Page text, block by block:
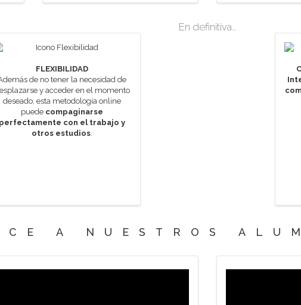
En definitiva…
FLEXIBILIDAD
de no tener la necesidad de
y acceder en el momento
deseado, esta metodología online
puede compaginarse
perfectamente con el trabajo y
otros estudios.
A NUESTROS